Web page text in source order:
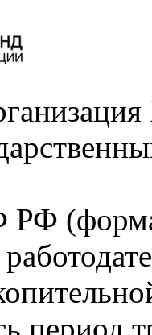
РФ
период